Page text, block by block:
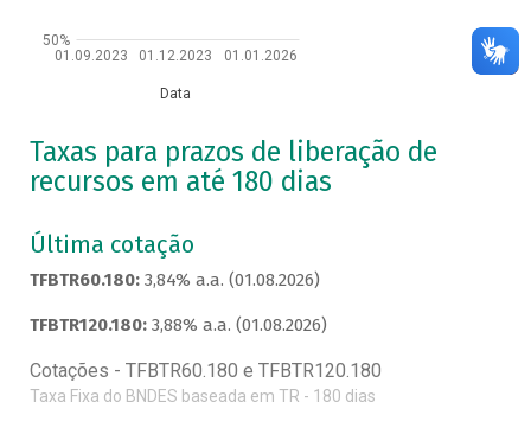
01.09.2023 01.12.2023 01.01.2026
Data
50%
Taxas para prazos de liberação de
recursos em até 180 dias
Última cotação
TFBTR60.180: 3,84% a.a. (01.08.2026)
TFBTR120.180: 3,88% a.a. (01.08.2026)
Cotações - TFBTR60.180 e TFBTR120.180
Taxa Fixa do BNDES baseada em TR - 180 dias